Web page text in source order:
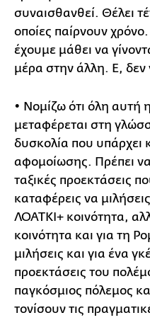
συναισθανθεί. Θέλει
οποίες παίρνουν
έχουμε μάθει να
μέρα στην άλλη. Ε, δεν
• Νομίζω ότι όλη αυτή
μεταφέρεται στη
δυσκολία που υπάρχει
αφομοίωσης. Πρέπει
ταξικές προεκτάσεις
καταφέρεις να
ΛΟΑΤΚΙ+ κοινότητα,
κοινότητα και για τη
μιλήσεις και για ένα
προεκτάσεις του
παγκόσμιος πόλεμος
τονίσουν τις